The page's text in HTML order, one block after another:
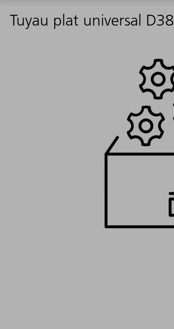
Tuyau plat universal D38